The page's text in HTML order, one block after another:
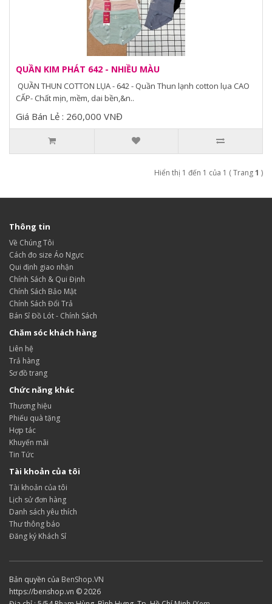
QUẦN KIM PHÁT 642 - NHIỀU MÀU
QUẦN THUN COTTON LỤA - 642 - Quần Thun lạnh cotton lụa CAO
CẤP- Chất mịn, mềm, dai bền,&n..
Giá Bán Lẻ : 260,000 VNĐ
Hiển thị 1 đến 1 của 1 ( Trang1 )
Thông tin
Về Chúng Tôi
Cách đo size Áo Ngực
Qui định giao nhận
Chính Sách & Qui Định
Chính Sách Bảo Mật
Chính Sách Đổi Trả
Bán Sỉ Đồ Lót - Chính Sách
Chăm sóc khách hàng
Liên hệ
Trả hàng
Sơ đồ trang
Chức năng khác
Thương hiệu
Phiếu quà tặng
Hợp tác
Khuyến mãi
Tin Tức
Tài khoản của tôi
Tài khoản của tôi
Lịch sử đơn hàng
Danh sách yêu thích
Thư thông báo
Đăng ký Khách Sỉ
Bản quyền của BenShop.VN
https://benshop.vn © 2026